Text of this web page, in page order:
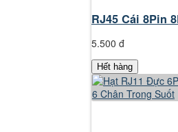
RJ45 Cái 8Pin
5.500 đ
Hết hàng